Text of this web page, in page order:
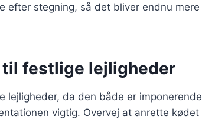
efter stegning, så det bliver endnu mere
til festlige lejligheder
lejligheder, da den både er imponerende
vigtig. Overvej at anrette kødet